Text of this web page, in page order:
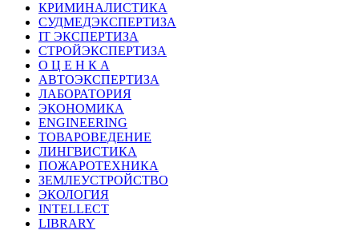
КРИМИНАЛИСТИКА
СУДМЕДЭКСПЕРТИЗА
IT ЭКСПЕРТИЗА
СТРОЙЭКСПЕРТИЗА
О Ц Е Н К А
АВТОЭКСПЕРТИЗА
ЛАБОРАТОРИЯ
ЭКОНОМИКА
ENGINEERING
ТОВАРОВЕДЕНИЕ
ЛИНГВИСТИКА
ПОЖАРОТЕХНИКА
ЗЕМЛЕУСТРОЙСТВО
ЭКОЛОГИЯ
INTELLECT
LIBRARY